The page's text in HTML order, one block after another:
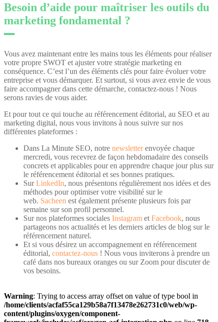
Besoin d’aide pour maîtriser les outils du
marketing fondamental ?
Vous avez maintenant entre les mains tous les éléments pour réaliser
votre propre SWOT et ajuster votre stratégie marketing en
conséquence. C’est l’un des éléments clés pour faire évoluer votre
entreprise et vous démarquer. Et surtout, si vous avez envie de vous
faire accompagner dans cette démarche, contactez-nous ! Nous
serons ravies de vous aider.
Et pour tout ce qui touche au référencement éditorial, au SEO et au
marketing digital, nous vous invitons à nous suivre sur nos
différentes plateformes :
Dans La Minute SEO, notre newsletterenvoyée chaque
mercredi, vous recevrez de façon hebdomadaire des conseils
concrets et applicables pour en apprendre chaque jour plus sur
le référencement éditorial et ses bonnes pratiques.
SurLinkedIn, nous présentons régulièrement nos idées et des
méthodes pour optimiser votre visibilité sur le
web. Sacheen est également présente plusieurs fois par
semaine sur son profil personnel.
Sur nos plateformes sociales Instagram et Facebook, nous
partageons nos actualités et les derniers articles de blog sur le
référencement naturel.
Et si vous désirez un accompagnement en référencement
éditorial, contactez-nous ! Nous vous inviterons à prendre un
café dans nos bureaux oranges ou sur Zoom pour discuter de
vos besoins.
Warning: Trying to access array offset on value of type bool in
/home/clients/acfaf55ca129b58a7f13478e262731c0/web/wp-
content/plugins/oxygen/component-